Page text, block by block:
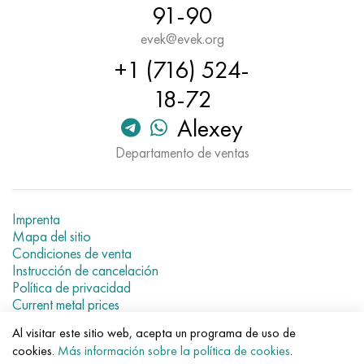
91-90
evek@evek.org
+1 (716) 524-
18-72
Alexey
Departamento de ventas
Imprenta
Mapa del sitio
Condiciones de venta
Instrucción de cancelación
Política de privacidad
Current metal prices
© 2007–2026 «Evek GmbH»
El uso de los materiales de la web sin enlaces directos para el
Al visitar este sitio web, acepta un programa de uso de
cookies. Más información sobre la política de cookies.
udimet 720
40XFA, 1.7223, AISI 4142
45HN2MFA, k2425, 45hnmf
A40G, 44smn28, 1.0762, 46s20